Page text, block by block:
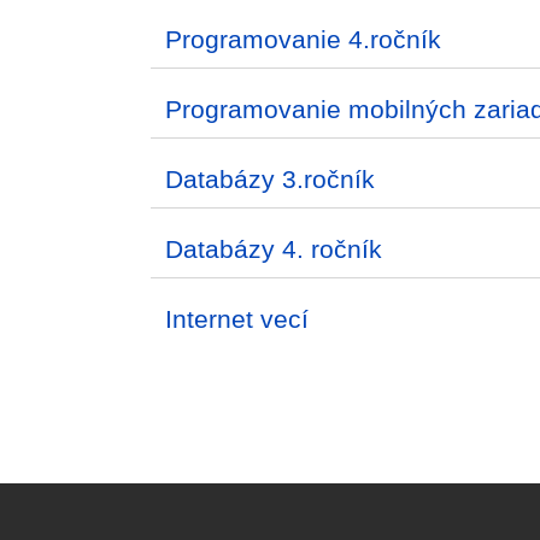
Programovanie 4.ročník
Programovanie mobilných
Databázy 3.ročník
Databázy 4. ročník
Internet vecí